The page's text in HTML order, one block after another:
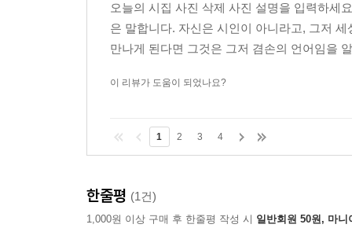
오늘의 시집 사진 삭제 사진 설명을 입력하세
은 말합니다. 자신은 시인이 아니라고, 그저
만나게 된다면 그것은 그저 겸손의 언어임을
이 리뷰가 도움이 되었나요?
1 2 3 4
한줄평 (1건)
1,000원 이상 구매 후 한줄평 작성 시 일반회원 50원, 마니